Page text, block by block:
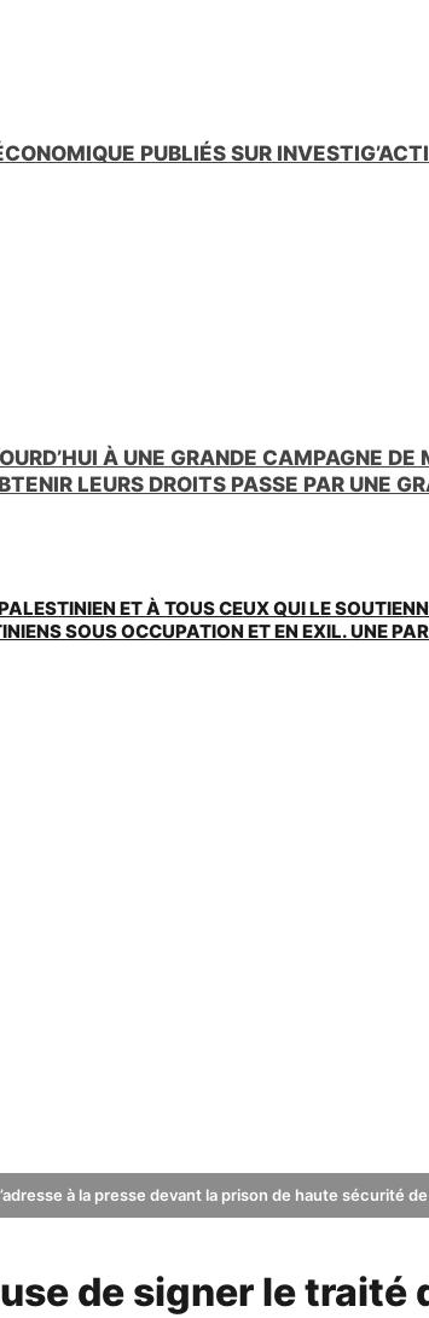
PUBLIÉS SUR
À UNE GRANDE CAMPAGNE
LEURS DROITS PASSE PAR UNE
ET À TOUS CEUX QUI LE
SOUS OCCUPATION ET EN EXIL. UNE
à la presse devant la prison de haute sécurité
de signer le